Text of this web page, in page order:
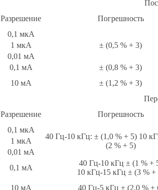
Разрешение
Погрешность
0,1 мкА
± (0,5 % + 3)
1 мкА
0,01 мА
0,1 мА
± (0,8 % + 3)
10 мА
± (1,2 % + 3)
Разрешение
Погрешность
0,1 мкА
40 Гц-10 кГц: ± (1,0 % + 5) 10
(2 % + 5)
1 мкА
0,01 мА
0,1 мА
40 Гц-10 кГц ± (1 % +
10 кГц-15 кГц ± (3 % +
10 мА
40 Гц-5 кГц ± (2,0 % +